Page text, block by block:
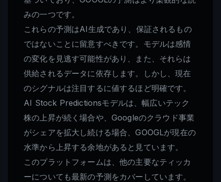
みの一つです。
これらの予測はAI生成であり、保証されるもの
ではないことに留意すべきです。モデルは感情
の変化を見逃す可能性があり、また、それらは
供給されるデータに依存します。しかし、現在
のシグナルは注目するに値するほど明確です。
AI Stock Predictionsモデルは、幅広いテック
株の上昇が続く場合や、Googleのクラウド事業
がシェアを拡大し続ける場合、GOOGLが現在の
水準から上昇する余地があると見ています。
このプラットフォームは、他の主要なティッカ
ーについても最新の予測をカバーしています。